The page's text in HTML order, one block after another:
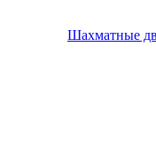
Шахматные